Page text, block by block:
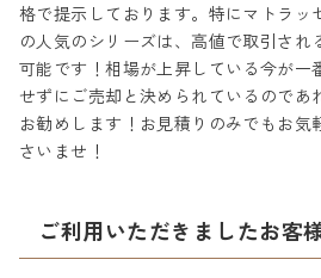
格で提示しております。特にマトラッ
の人気のシリーズは、高値で取引され
可能です！相場が上昇している今が一
せずにご売却と決められているのであ
お勧めします！お見積りのみでもお気
さいませ！
ご利用いただきましたお客